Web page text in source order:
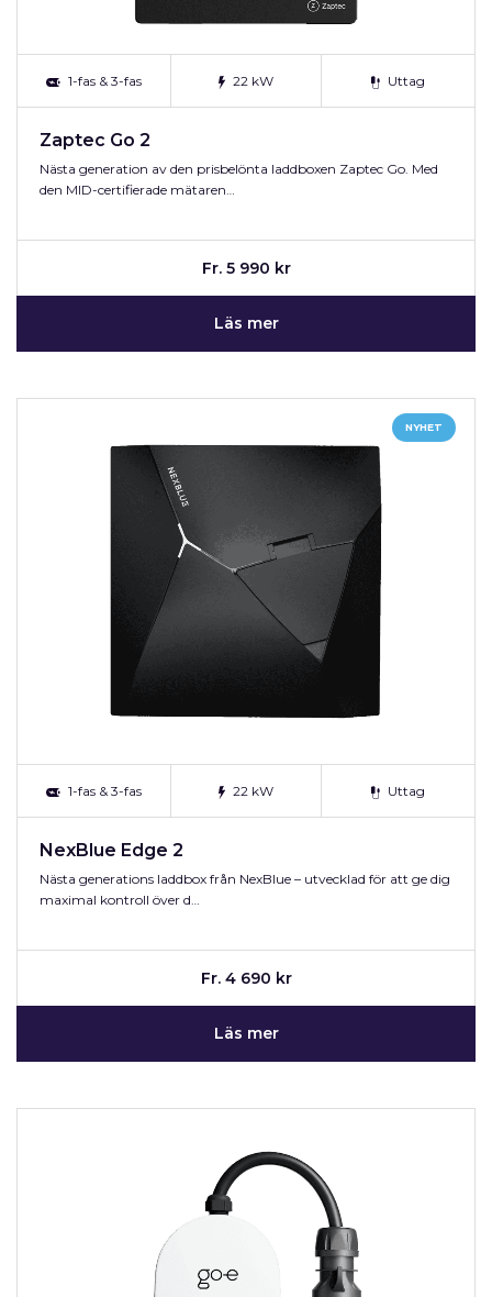
1-fas & 3-fas 22 kW Uttag
Zaptec Go 2
Nästa generation av den prisbelönta laddboxen Zaptec Go. Med
den MID-certifierade mätaren…
Fr. 5 990 kr
Läs mer
NYHET
1-fas & 3-fas 22 kW Uttag
NexBlue Edge 2
Nästa generations laddbox från NexBlue – utvecklad för att ge dig
maximal kontroll över d…
Fr. 4 690 kr
Läs mer